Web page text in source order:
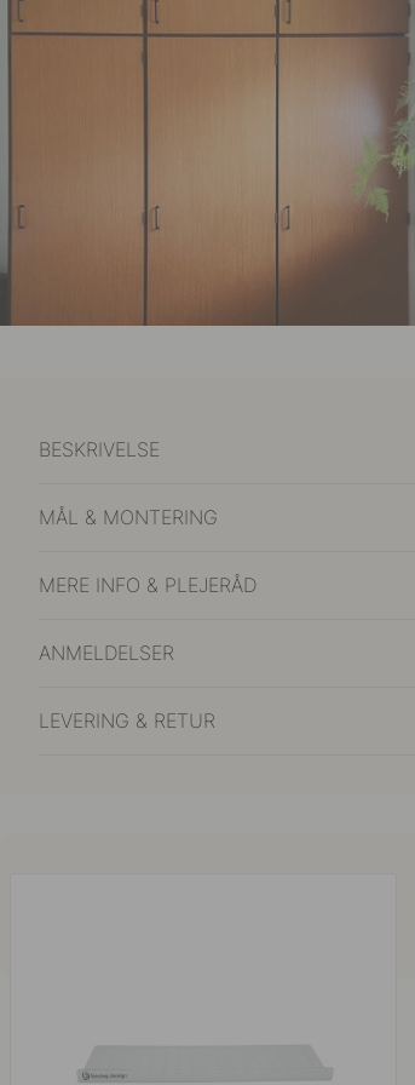
BESKRIVELSE
MÅL & MONTERING
MERE INFO & PLEJERÅD
ANMELDELSER
LEVERING & RETUR